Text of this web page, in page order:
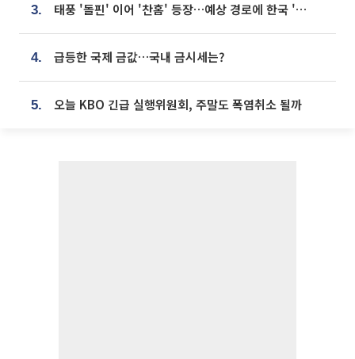
3. 태풍 '돌핀' 이어 '찬홈' 등장…예상 경로에 한국 '한숨'
4. 급등한 국제 금값…국내 금시세는?
5. 오늘 KBO 긴급 실행위원회, 주말도 폭염취소 될까